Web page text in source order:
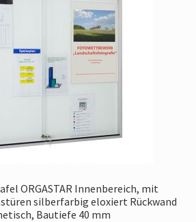
ORGASTAR Innenbereich, mit
silberfarbig eloxiert Rückwand
Bautiefe 40 mm